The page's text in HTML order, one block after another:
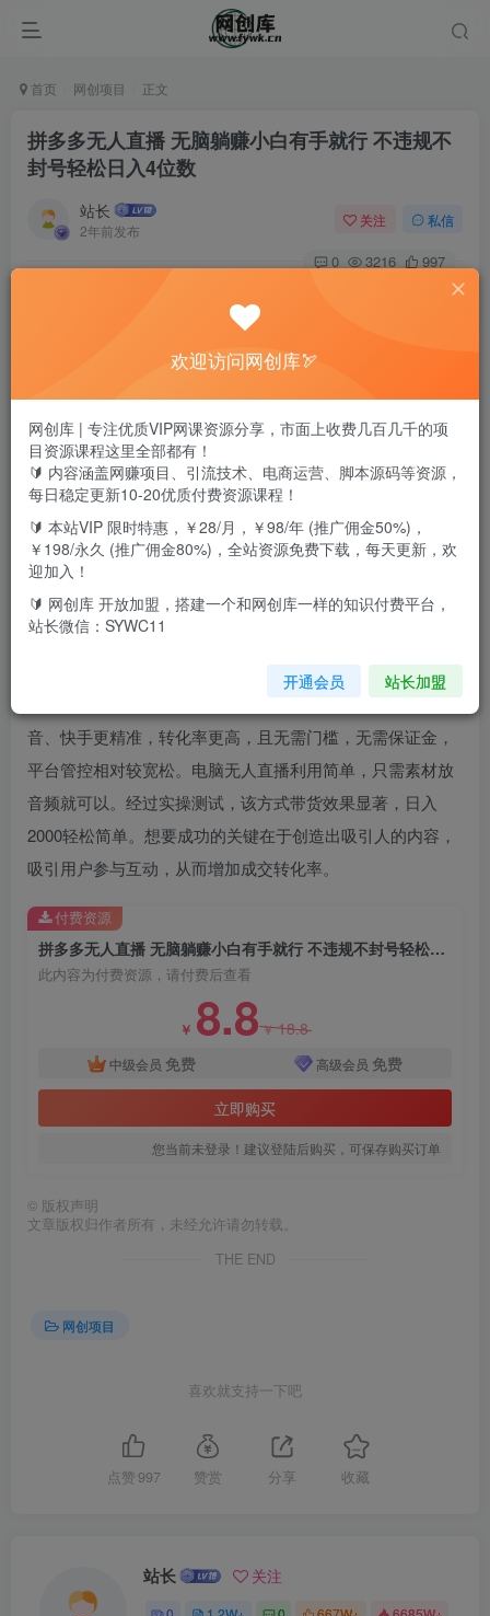
首页 网创项目 正文
拼多多无人直播 无脑躺赚小白有手就行 不违规不
封号轻松日入4位数
站长
2年前发布
关注 私信
0 3216 997
项目介绍：拼多多在直播赛道上逐渐崭露头角，通过电脑无
人直播带货成为新宠。新人获得流量扶持，转化率超高。我
将分享一种简单的电脑无人直播方法，实操测试证明日入
2000不是问题。近年来，随着抖音、快手带货的火爆，比较
传统的电商平台如淘宝、拼多多受到了冲击。在激烈竞争
下，拼多多开始开拓直播赛道，并且给予新人大量流量扶
持，尤其是电脑无人直播这个冷门赛道。这种方式相对于抖
音、快手更精准，转化率更高，且无需门槛，无需保证金，
平台管控相对较宽松。电脑无人直播利用简单，只需素材放
音频就可以。经过实操测试，该方式带货效果显著，日入
2000轻松简单。想要成功的关键在于创造出吸引人的内容，
吸引用户参与互动，从而增加成交转化率。
拼多多无人直播 无脑躺赚小白有手就行 不违规不封号轻松日入4位数
此内容为付费资源，请付费后查看
￥ 8.8￥18.8
中级会员 免费 高级会员 免费
立即购买
您当前未登录！建议登陆后购买，可保存购买订单
付费资源
© 版权声明
文章版权归作者所有，未经允许请勿转载。
THE END
网创项目
喜欢就支持一下吧
点赞 997 赞赏 分享 收藏
站长 关注
欢迎访问网创库🏹
网创库 | 专注优质VIP网课资源分享，市面上收费几百几千的项
目资源课程这里全部都有！
🔰 内容涵盖网赚项目、引流技术、电商运营、脚本源码等资源，
每日稳定更新10-20优质付费资源课程！
🔰 本站VIP 限时特惠，￥28/月，￥98/年 (推广佣金50%)，
￥198/永久 (推广佣金80%)，全站资源免费下载，每天更新，欢
迎加入！
🔰 网创库 开放加盟，搭建一个和网创库一样的知识付费平台，
站长微信：SYWC11
开通会员 站长加盟